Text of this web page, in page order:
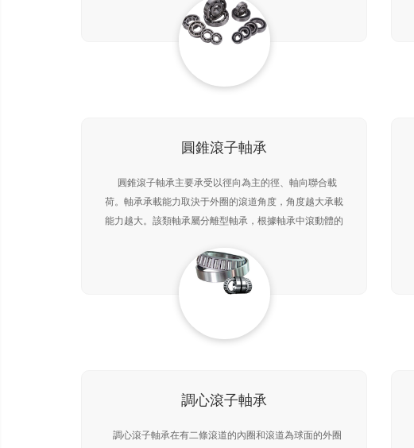
來
圓錐滾子軸承
圓錐滾子軸承主要承受以徑向為主的徑、軸向聯合載
荷。軸承承載能力取決于外圈的滾道角度，角度越大承載
能力越大。該類軸承屬分離型軸承，根據軸承中滾動體的
軸承
調心滾子軸承
調心滾子軸承在有二條滾道的內圈和滾道為球面的外圈